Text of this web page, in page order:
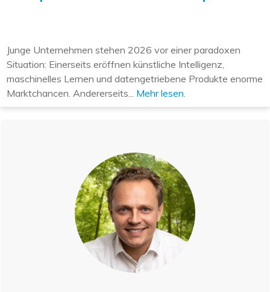
Junge Unternehmen stehen 2026 vor einer paradoxen
Situation: Einerseits eröffnen künstliche Intelligenz,
maschinelles Lernen und datengetriebene Produkte enorme
Marktchancen. Andererseits... Mehr lesen.